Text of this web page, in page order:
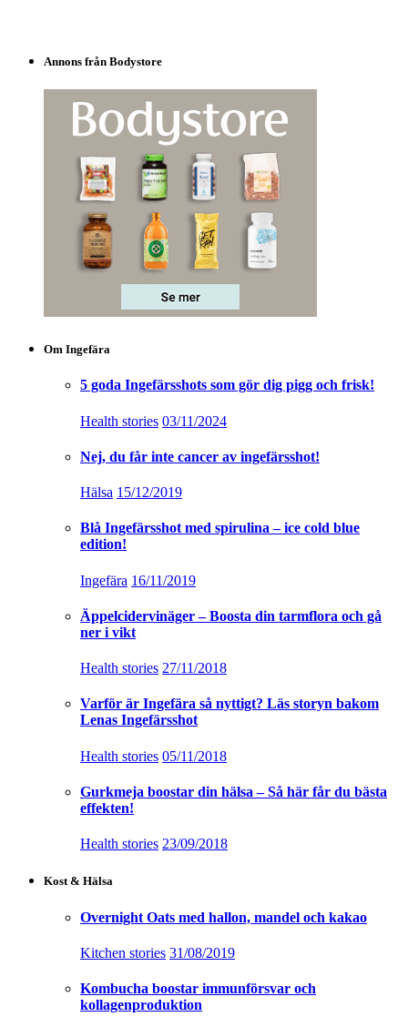
Annons från Bodystore
Om Ingefära
5 goda Ingefärsshots som gör dig pigg och frisk!
Health stories 03/11/2024
Nej, du får inte cancer av ingefärsshot!
Hälsa 15/12/2019
Blå Ingefärsshot med spirulina – ice cold blue
edition!
Ingefära 16/11/2019
Äppelcidervinäger – Boosta din tarmflora och gå
ner i vikt
Health stories 27/11/2018
Varför är Ingefära så nyttigt? Läs storyn bakom
Lenas Ingefärsshot
Health stories 05/11/2018
Gurkmeja boostar din hälsa – Så här får du bästa
effekten!
Health stories 23/09/2018
Kost & Hälsa
Overnight Oats med hallon, mandel och kakao
Kitchen stories 31/08/2019
Kombucha boostar immunförsvar och
kollagenproduktion